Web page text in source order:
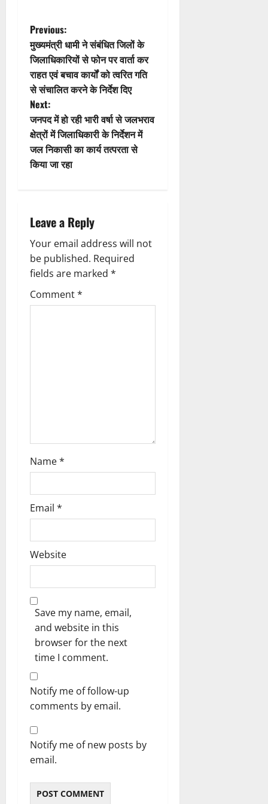
t
i
o
n
P
o
s
t
n
a
g
a
t
i
Previous:
मुख्यमंत्री धामी ने संबंधित जिलों के
जिलाधिकारियों से फोन पर वार्ता कर
राहत एवं बचाव कार्यों को त्वरित गति
से संचालित करने के निर्देश दिए
Next:
जनपद में हो रही भारी वर्षा से जलभराव
क्षेत्रों में जिलाधिकारी के निर्देशन में
जल निकासी का कार्य तत्परता से
किया जा रहा
Leave a Reply
Your email address will not
be published. Required
fields are marked *
Comment*
Name*
Email *
Website
Save my name, email,
and website in this
browser for the next
time I comment.
Notify me of follow-up
comments by email.
Notify me of new posts by
email.